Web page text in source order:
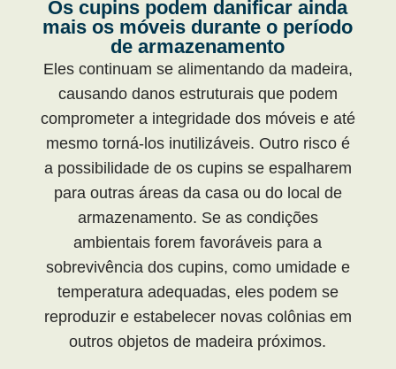
Os cupins podem danificar ainda
mais os móveis durante o período
de armazenamento
Eles continuam se alimentando da madeira,
causando danos estruturais que podem
comprometer a integridade dos móveis e até
mesmo torná-los inutilizáveis. Outro risco é
a possibilidade de os cupins se espalharem
para outras áreas da casa ou do local de
armazenamento. Se as condições
ambientais forem favoráveis para a
sobrevivência dos cupins, como umidade e
temperatura adequadas, eles podem se
reproduzir e estabelecer novas colônias em
outros objetos de madeira próximos.